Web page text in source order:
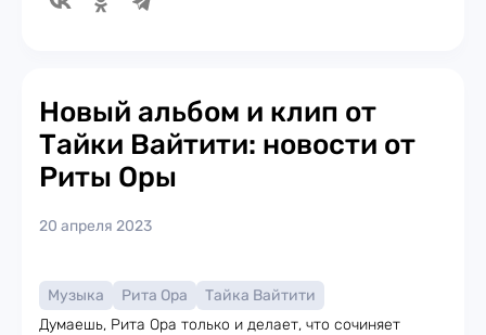
Новый альбом и клип от
Тайки Вайтити: новости от
Риты Оры
20 апреля 2023
Музыка Рита Ора
Тайка Вайтити
Думаешь, Рита Ора только и делает, что сочиняет